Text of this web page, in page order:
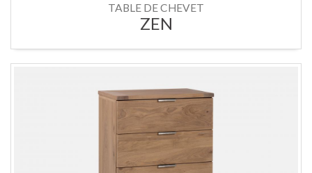
TABLE DE CHEVET
ZEN